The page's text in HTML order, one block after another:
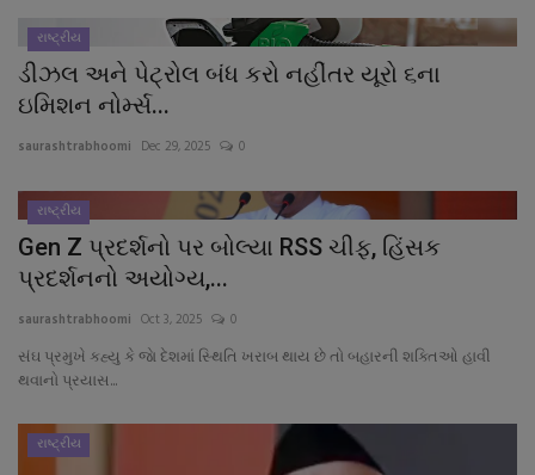
નાણાંકીય સમાચાર
સ્થાનિક સમાચાર
સ્પોર્ટ્સ
રાશિફળ
ગુનાખોરી
બોલિવૂડ
સ્વાસ્થ્ય
રાષ્ટ્રીય
ડીઝલ અને પેટ્રોલ બંધ કરો નહીંતર યૂરો ૬ના
ઇમિશન નોર્મ્સ...
saurashtrabhoomi Dec 29, 2025 0
રાષ્ટ્રીય
Gen Z પ્રદર્શનો પર બોલ્યા RSS ચીફ, હિંસક
પ્રદર્શનનો અયોગ્ય,...
saurashtrabhoomi Oct 3, 2025 0
સંઘ પ્રમુખે કહ્યુ કે જાે દેશમાં સ્થિતિ ખરાબ થાય છે તો બહારની શક્તિઓ હાવી
થવાનો પ્રયાસ...
રાષ્ટ્રીય